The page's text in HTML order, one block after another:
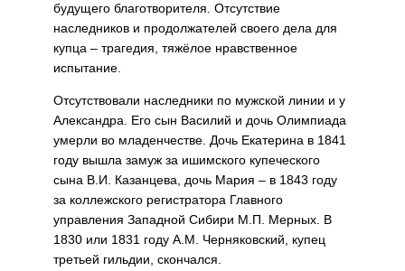
будущего благотвори­теля. Отсутствие
наследников и продолжателей своего дела для
купца – трагедия, тяжёлое нравственное
испытание.
Отсутствовали наследники по мужской линии и у
Алек­сандра. Его сын Василий и дочь Олимпиада
умерли во младенчестве. Дочь Екатери­на в 1841
году вышла замуж за ишимского купеческого
сына В.И. Казанцева, дочь Мария – в 1843 году
за коллеж­ского регистратора Главного
управления Западной Сибири М.П. Мерных. В
1830 или 1831 году А.М. Черняковский, купец
третьей гильдии, скончался.